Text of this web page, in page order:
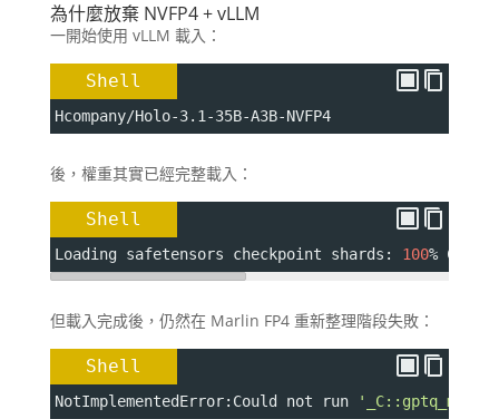
為什麼放棄 NVFP4 + vLLM
一開始使用 vLLM 載入：
Shell
Hcompany/Holo-3.1-35B-A3B-NVFP4
後，權重其實已經完整載入：
Shell
Loading safetensors checkpoint shards: 100%
但載入完成後，仍然在 Marlin FP4 重新整理階段失敗：
Shell
NotImplementedError:Could not run